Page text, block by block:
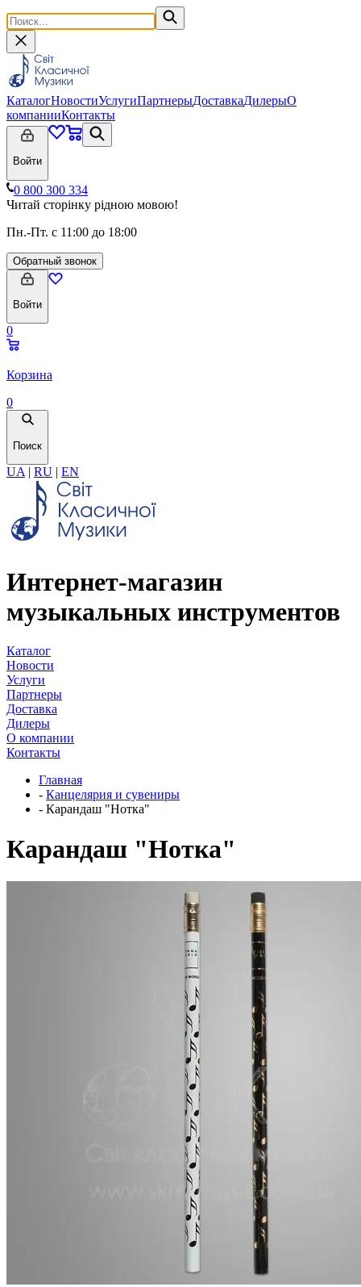
КаталогНовостиУслугиПартнерыДоставкаДилерыО
компанииКонтакты
Войти
0 800 300 334
Читай сторінку рідною мовою!
Пн.-Пт. с 11:00 до 18:00
Обратный звонок
Войти
0
Корзина
0
Поиск
UA | RU | EN
Интернет-магазин
музыкальных инструментов
Каталог
Новости
Услуги
Партнеры
Доставка
Дилеры
О компании
Контакты
Главная
- Канцелярия и сувениры
- Карандаш "Нотка"
Карандаш "Нотка"